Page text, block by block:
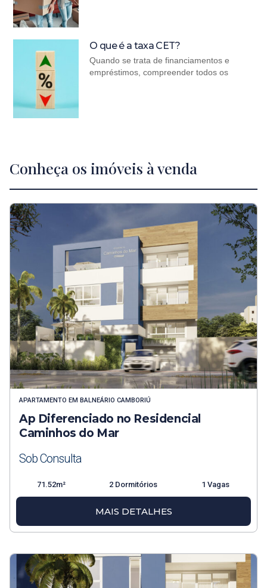
O que é a taxa CET?
Quando se trata de financiamentos e
empréstimos, compreender todos os
Conheça os imóveis à venda
APARTAMENTO EM BALNEÁRIO CAMBORIÚ
Ap Diferenciado no Residencial
Caminhos do Mar
Sob Consulta
71.52m² 2 Dormitórios 1 Vagas
MAIS DETALHES